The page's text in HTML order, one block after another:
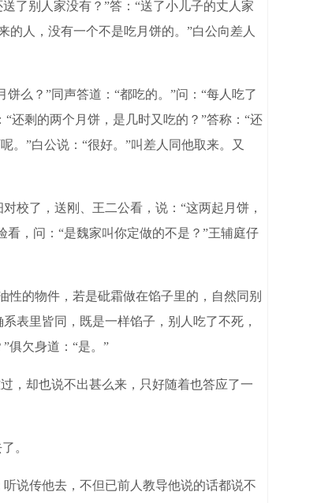
了别人家没有？”答：“送了小儿子的丈人家
的人，没有一个不是吃月饼的。”白公向差人
么？”同声答道：“都吃的。”问：“每人吃了
还剩的两个月饼，是几时又吃的？”答称：“还
。”白公说：“很好。”叫差人同他取来。又
了，送刚、王二公看，说：“这两起月饼，
，问：“是魏家叫你定做的不是？”王辅庭仔
的物件，若是砒霜做在馅子里的，自然同别
表里皆同，既是一样馅子，别人吃了不死，
俱欠身道：“是。”
，却也说不出甚么来，只好随着也答应了一
。
说传他去，不但已前人教导他说的话都说不